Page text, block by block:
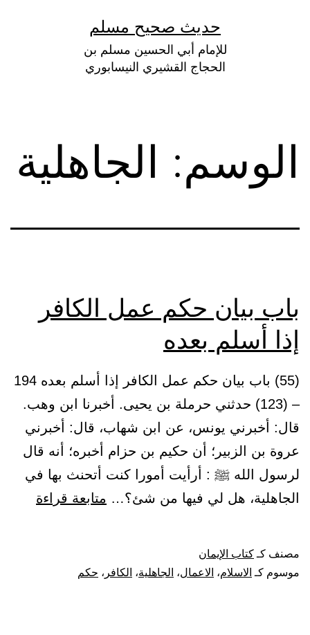
حديث صحيح مسلم
للإمام أبي الحسين مسلم بن
الحجاج القشيري النيسابوري
الوسم: الجاهلية
باب بيان حكم عمل الكافر
إذا أسلم بعده
(55) باب بيان حكم عمل الكافر إذا أسلم بعده 194
– (123) حدثني حرملة بن يحيى. أخبرنا ابن وهب.
قال: أخبرني يونس، عن ابن شهاب، قال: أخبرني
عروة بن الزبير؛ أن حكيم بن حزام أخبره؛ أنه قال
لرسول الله ﷺ : أرأيت أمورا كنت أتحنث بها في
الجاهلية، هل لي فيها من شئ؟… متابعة قراءة
مصنف كـكتاب الإيمان
موسوم كـ الاسلام، الاعمال، الجاهلية، الكافر ، حكم